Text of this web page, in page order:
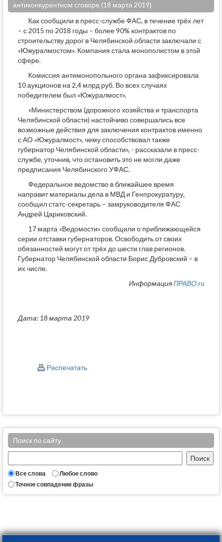
антиконкурентном сговоре (18 марта 2019)
Как сообщили в пресс-службе ФАС, в течение трёх лет
– с 2015 по 2018 годы – более 90% контрактов по
строительству дорог в Челябинской области заключали с
«Южуралмостом». Компания стала монополистом в этой
сфере.
Комиссия антимонопольного органа зафиксировала
10 аукционов на 2,4 млрд руб. Во всех случаях
победителем был «Южуралмост».
«Министерством (дорожного хозяйства и транспорта
Челябинской области) настойчиво совершались все
возможные действия для заключения контрактов именно
с АО «Южуралмост», чему способствовал также
губернатор Челябинской области», - рассказали в пресс-
службе, уточнив, что остановить это не могли даже
предписания Челябинского УФАС.
Федеральное ведомство в ближайшее время
направит материалы дела в МВД и Генпрокуратуру,
сообщил статс-секретарь – замруководителя ФАС
Андрей Цариковский.
17 марта «Ведомости» сообщили о приближающейся
серии отставки губернаторов. Освободить от своих
обязанностей могут от трёх до шести глав регионов.
Губернатор Челябинской области Борис Дубровский – в
их числе.
ИнформацияПРАВО.ru
Дата: 18 марта 2019
Распечатать
Поиск по сайту
Все слова
Любое слово
Точное совпадение фразы